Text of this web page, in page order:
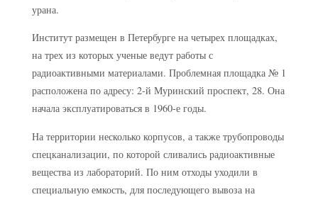
урана.
Институт размещен в Петербурге на четырех площадках,
на трех из которых ученые ведут работы с
радиоактивными материалами. Проблемная площадка № 1
расположена по адресу: 2-й Муринский проспект, 28. Она
начала эксплуатироваться в 1960-е годы.
На территории несколько корпусов, а также трубопроводы
спецканализации, по которой сливались радиоактивные
вещества из лабораторий. По ним отходы уходили в
специальную емкость, для последующего вывоза на